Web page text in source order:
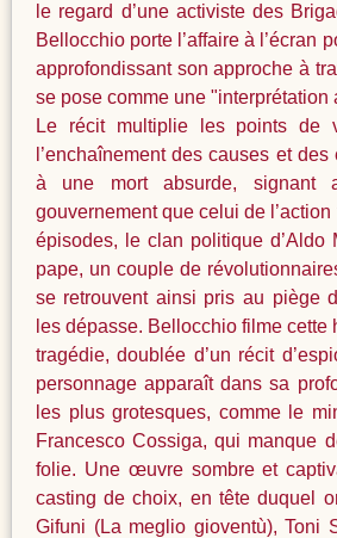
le regard d’une activiste des
Bellocchio porte l’affaire à l’écran
approfondissant son approche à
se pose comme une "interprétation
Le récit multiplie les points de
l’enchaînement des causes et
à une mort absurde, signant
gouvernement que celui de
épisodes, le clan politique d’Aldo
pape, un couple de
se retrouvent ainsi pris au piège
les dépasse. Bellocchio filme cette
tragédie, doublée d’un récit
personnage apparaît dans sa
les plus grotesques, comme le
Francesco Cossiga, qui manque
folie. Une œuvre sombre et
casting de choix, en tête duquel
Gifuni (La meglio gioventù), Toni